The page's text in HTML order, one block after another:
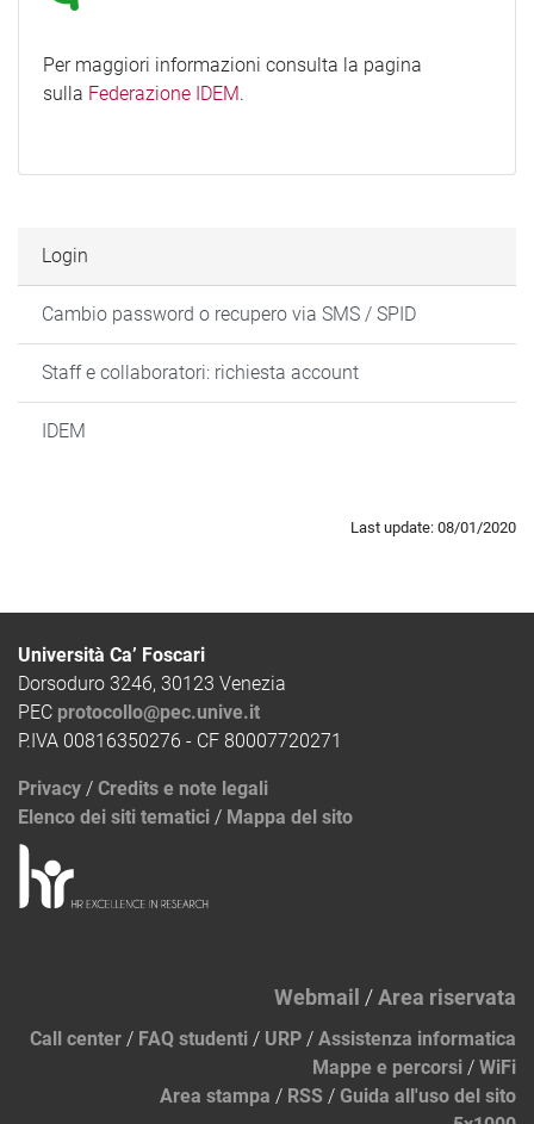
Per maggiori informazioni consulta la pagina
sulla Federazione IDEM.
Login
Cambio password o recupero via SMS / SPID
Staff e collaboratori: richiesta account
IDEM
Last update: 08/01/2020
Università Ca’ Foscari
Dorsoduro 3246, 30123 Venezia
PEC protocollo@pec.unive.it
P.IVA 00816350276 - CF 80007720271
Privacy / Credits e note legali
Elenco dei siti tematici / Mappa del sito
Webmail /Area riservata
Call center / FAQ studenti / URP / Assistenza informatica
Mappe e percorsi / WiFi
Area stampa / RSS / Guida all'uso del sito